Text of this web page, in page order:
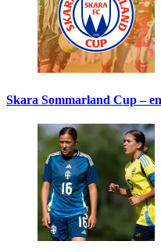
Skara Sommarland Cup –